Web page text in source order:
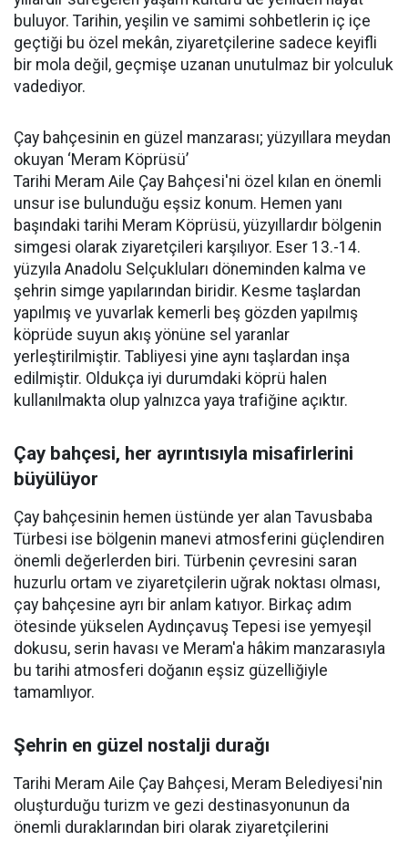
buluyor. Tarihin, yeşilin ve samimi sohbetlerin iç içe
geçtiği bu özel mekân, ziyaretçilerine sadece keyifli
bir mola değil, geçmişe uzanan unutulmaz bir yolculuk
vadediyor.
Çay bahçesinin en güzel manzarası; yüzyıllara meydan
okuyan ‘Meram Köprüsü’
Tarihi Meram Aile Çay Bahçesi'ni özel kılan en önemli
unsur ise bulunduğu eşsiz konum. Hemen yanı
başındaki tarihi Meram Köprüsü, yüzyıllardır bölgenin
simgesi olarak ziyaretçileri karşılıyor. Eser 13.-14.
yüzyıla Anadolu Selçukluları döneminden kalma ve
şehrin simge yapılarından biridir. Kesme taşlardan
yapılmış ve yuvarlak kemerli beş gözden yapılmış
köprüde suyun akış yönüne sel yaranlar
yerleştirilmiştir. Tabliyesi yine aynı taşlardan inşa
edilmiştir. Oldukça iyi durumdaki köprü halen
kullanılmakta olup yalnızca yaya trafiğine açıktır.
Çay bahçesi, her ayrıntısıyla misafirlerini
büyülüyor
Çay bahçesinin hemen üstünde yer alan Tavusbaba
Türbesi ise bölgenin manevi atmosferini güçlendiren
önemli değerlerden biri. Türbenin çevresini saran
huzurlu ortam ve ziyaretçilerin uğrak noktası olması,
çay bahçesine ayrı bir anlam katıyor. Birkaç adım
ötesinde yükselen Aydınçavuş Tepesi ise yemyeşil
dokusu, serin havası ve Meram'a hâkim manzarasıyla
bu tarihi atmosferi doğanın eşsiz güzelliğiyle
tamamlıyor.
Şehrin en güzel nostalji durağı
Tarihi Meram Aile Çay Bahçesi, Meram Belediyesi'nin
oluşturduğu turizm ve gezi destinasyonunun da
önemli duraklarından biri olarak ziyaretçilerini